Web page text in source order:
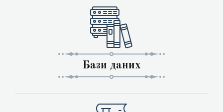
Бази даних